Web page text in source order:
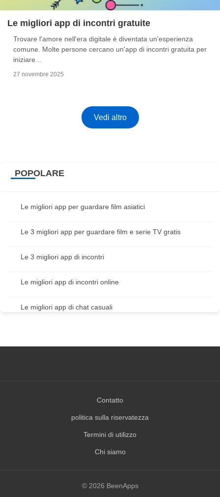
Le migliori app di incontri gratuite
Trovare l'amore nell'era digitale è diventata un'esperienza
comune. Molte persone cercano un'app di incontri gratuita per
iniziare...
27 novembre 2025
Vedi altro
POPOLARE
Le migliori app per guardare film asiatici
Le 3 migliori app per guardare film e serie TV gratis
Le 3 migliori app di incontri
Le migliori app di incontri online
Le migliori app di chat casuali
Contatto
politica sulla riservatezza
Termini di utilizzo
Chi siamo
© 2026 BeenApps